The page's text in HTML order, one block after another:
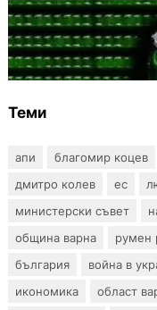
БЪЛГАРИЯ
Теми
апи благомир коцев
дмитро колев
ес
министерски съвет
община варна
румен
българия
война в
икономика
област